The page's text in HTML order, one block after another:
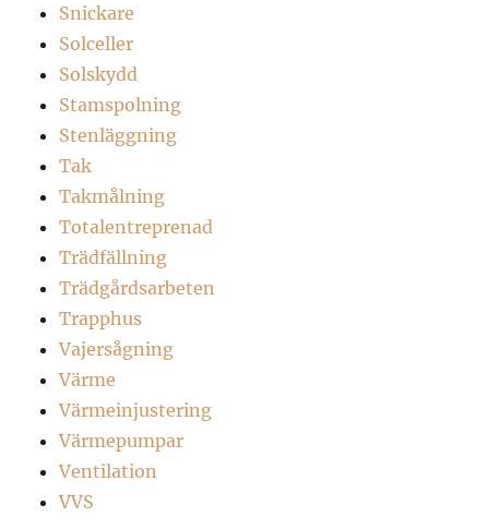
Snickare
Solceller
Solskydd
Stamspolning
Stenläggning
Tak
Takmålning
Totalentreprenad
Trädfällning
Trädgårdsarbeten
Trapphus
Vajersågning
Värme
Värmeinjustering
Värmepumpar
Ventilation
VVS